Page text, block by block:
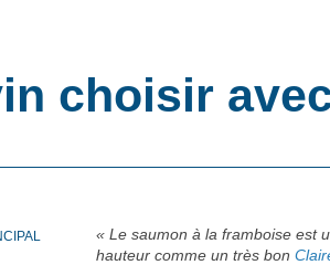
choisir
« Le saumon à la framboise est
hauteur comme un très bon